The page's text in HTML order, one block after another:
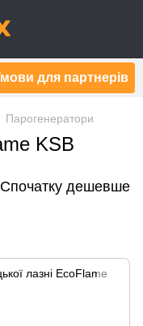
для партнерів
Парогенератори
KSB
Спочатку дешевше